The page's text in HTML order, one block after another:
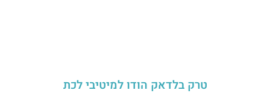
טרק בלדאק הודו למיטיבי לכת